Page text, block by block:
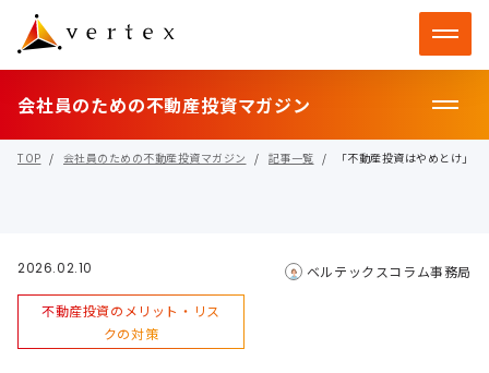
会社員のための不動産投資マガジン
TOP 会社員のための不動産投資マガジン 記事一覧 「不動産投資はやめとけ」
2026.02.10
不動産投資のメリット・リス
クの対策
ベルテックスコラム事務局